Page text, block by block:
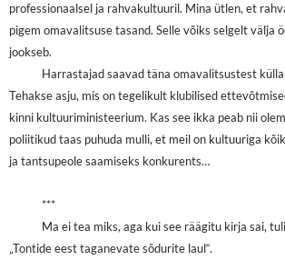
professionaalsel ja rahvakultuuril. Mina ütlen, et
pigem omavalitsuse tasand. Selle võiks selgelt välja
jookseb.
Harrastajad saavad täna omavalitsustest
Tehakse asju, mis on tegelikult klubilised
kinni kultuuriministeerium. Kas see ikka peab nii
poliitikud taas puhuda mulli, et meil on kultuuriga
ja tantsupeole saamiseks konkurents…
***
Ma ei tea miks, aga kui see räägitu kirja sai,
„Tontide eest taganevate sõdurite laul“.